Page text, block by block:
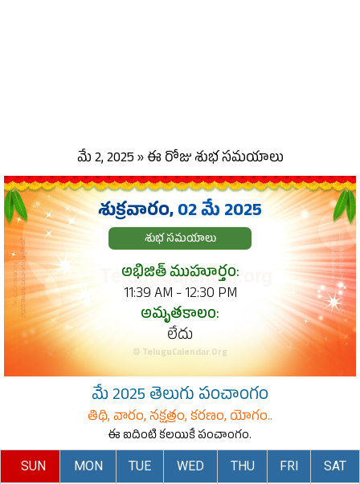
మే 2, 2025 » ఈ రోజు శుభ సమయాలు
శుక్రవారం,02 మే 2025
శుభ సమయాలు
అభిజిత్ ముహూర్తం:
11:39 AM - 12:30 PM
అమృతకాలం:
లేదు
© TeluguCalendar.Org
మే 2025 తెలుగు పంచాంగం
తిథి, వారం, నక్షత్రం, కరణం, యోగం..
ఈ ఐదింటి కలయికే పంచాంగం.
SUN MON TUE WED THU FRI SAT